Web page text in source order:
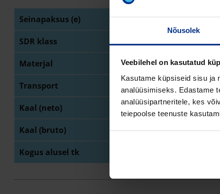
Nõusolek
Veebilehel on kasutatud
Kasutame küpsiseid sisu ja
analüüsimiseks. Edastame
analüüsipartneritele, kes
teiepoolse teenuste
Seinapaksus (e)
SDR klass
Materjal
Transport latt
Kaal (neto)
Kaal (bruto)
Kogus alusel tk